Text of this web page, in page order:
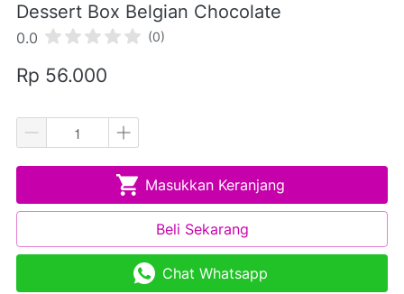
Dessert Box Belgian Chocolate
0.0 (0)
Rp 56.000
` Masukkan Keranjang
`
Beli Sekarang
` Chat Whatsapp